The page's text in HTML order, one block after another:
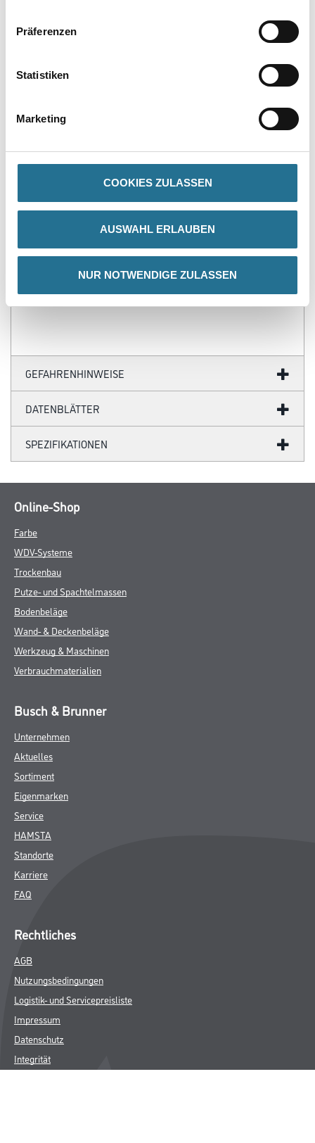
Präferenzen
Statistiken
Marketing
COOKIES ZULASSEN
AUSWAHL ERLAUBEN
NUR NOTWENDIGE ZULASSEN
PRODUKTEIGENSCHAFTEN
- Über 100 Motive für jeden Geschmack
- Farblich anpassbare Tapetenmotive
- Hochwertige Trägermaterialien
- Ihr Fotomotiv auf Tapete
- Zertifizierte Faservliese
- Umweltfreundliche Latexfarben
GEFAHRENHINWEISE
DATENBLÄTTER
SPEZIFIKATIONEN
Online-Shop
Farbe
WDV-Systeme
Trockenbau
Putze- und Spachtelmassen
Bodenbeläge
Wand- & Deckenbeläge
Werkzeug & Maschinen
Verbrauchmaterialien
Busch & Brunner
Unternehmen
Aktuelles
Sortiment
Eigenmarken
Service
HAMSTA
Standorte
Karriere
FAQ
Rechtliches
AGB
Nutzungsbedingungen
Logistik- und Servicepreisliste
Impressum
Datenschutz
Integrität